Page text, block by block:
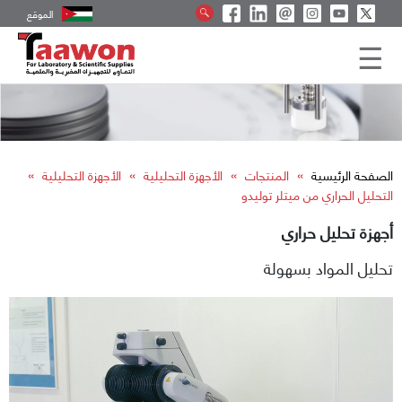
الموقع
الصفحة الرئيسية » المنتجات » الأجهزة التحليلية » الأجهزة التحليلية »
التحليل الحراري من ميتلر توليدو
أجهزة تحليل حراري
تحليل المواد بسهولة